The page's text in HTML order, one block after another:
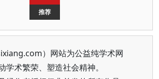
推荐
）网站为公益纯学术网
学术繁荣、塑造社会精神。